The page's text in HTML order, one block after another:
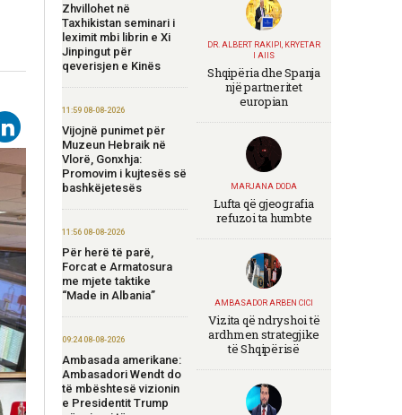
Zhvillohet në
Taxhikistan seminari i
leximit mbi librin e Xi
Jinpingut për
qeverisjen e Kinës
11:59 08-08-2026
Vijojnë punimet për
Muzeun Hebraik në
Vlorë, Gonxhja:
Promovim i kujtesës së
bashkëjetesës
11:56 08-08-2026
Për herë të parë,
Forcat e Armatosura
me mjete taktike
“Made in Albania”
09:24 08-08-2026
Ambasada amerikane:
Ambasadori Wendt do
të mbështesë vizionin
e Presidentit Trump
DR. ALBERT RAKIPI, KRYETAR
I AIIS
Shqipëria dhe Spanja
një partneritet
europian
MARJANA DODA
Lufta që gjeografia
refuzoi ta humbte
AMBASADOR ARBEN CICI
Vizita që ndryshoi të
ardhmen strategjike
të Shqipërisë